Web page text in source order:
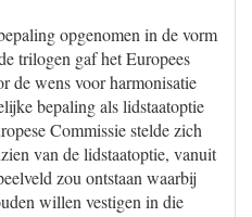
opgenomen in de vorm
trilogen gaf het Europees
de wens voor harmonisatie
bepaling als lidstaatoptie
Commissie stelde zich
van de lidstaatoptie, vanuit
zou ontstaan waarbij
willen vestigen in die